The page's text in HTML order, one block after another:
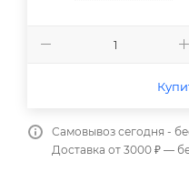
Самовывоз сегодня -
Доставка от 3000 ₽ —